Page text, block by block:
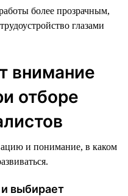
более прозрачным,
глазами
внимание
отборе
и понимание, в каком
выбирает